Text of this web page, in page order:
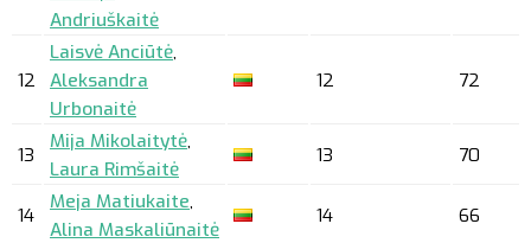
Andriuškaitė
12
Laisvė Anciūtė,
Aleksandra
Urbonaitė
12 72
13
Mija Mikolaitytė,
Laura Rimšaitė
13 70
14
Meja Matiukaite,
Alina Maskaliūnaitė
14 66